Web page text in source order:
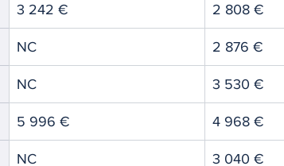
3 242 € 2 808 €
NC 2 876 €
NC 3 530 €
5 996 € 4 968 €
NC 3 040 €